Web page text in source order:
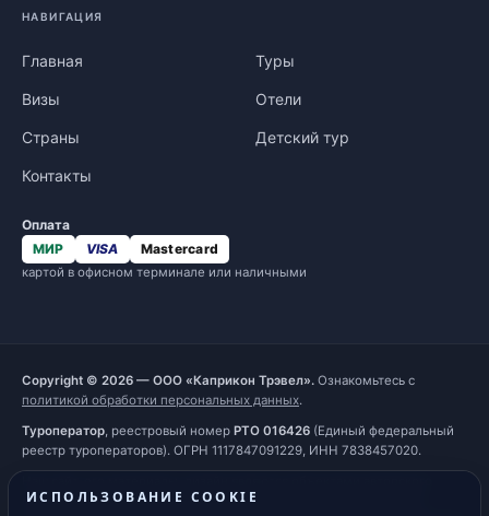
ИСПОЛЬЗОВАНИЕ COOKIE
НАВИГАЦИЯ
Главная Туры
Визы Отели
Страны Детский тур
Контакты
Оплата
МИР
VISA Mastercard
картой в офисном терминале или наличными
Copyright © 2026 — ООО «Каприкон Трэвел». Ознакомьтесь с
политикой обработки персональных данных.
Туроператор, реестровый номер РТО 016426 (Единый федеральный
реестр туроператоров). ОГРН 1117847091229, ИНН 7838457020.
права. Все права защищены и охраняются законом. Запрещается